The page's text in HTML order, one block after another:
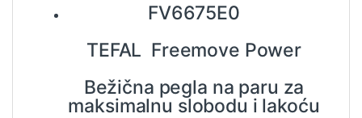
FV6675E0
TEFAL Freemove Power
Bežična pegla na paru za
maksimalnu slobodu i lakoću